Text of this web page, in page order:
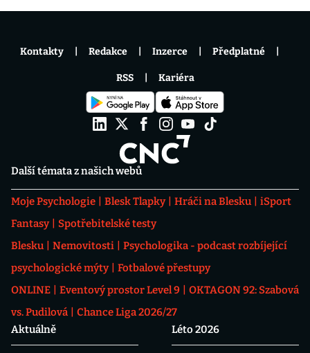
Další témata z našich webů
Moje Psychologie Blesk Tlapky Hráči na Blesku
iSport
Fantasy
Spotřebitelské testy
Blesku
Nemovitosti
Psychologika - podcast rozbíjející
psychologické mýty
Fotbalové přestupy
ONLINE
Eventový prostor Level 9
OKTAGON 92: Szabová
vs. Pudilová
Chance Liga 2026/27
Aktuálně
Léto 2026
Kontakty Redakce Inzerce Předplatné
RSS Kariéra